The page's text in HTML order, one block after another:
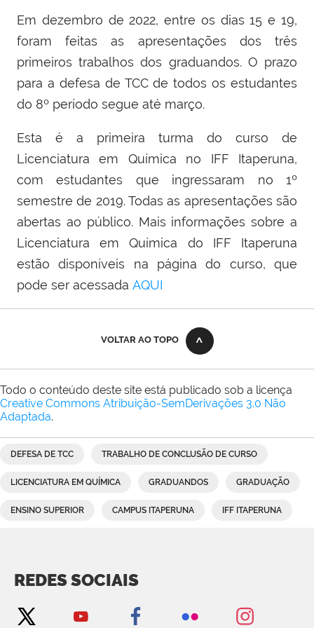
Em dezembro de 2022, entre os dias 15 e 19,
foram feitas as apresentações dos três
primeiros trabalhos dos graduandos. O prazo
para a defesa de TCC de todos os estudantes
do 8º período segue até março.
Esta é a primeira turma do curso de
Licenciatura em Química no IFF Itaperuna,
com estudantes que ingressaram no 1º
semestre de 2019. Todas as apresentações são
abertas ao público. Mais informações sobre a
Licenciatura em Química do IFF Itaperuna
estão disponíveis na página do curso, que
pode ser acessada AQUI
VOLTAR AO TOPO
Todo o conteúdo deste site está publicado sob a licença
Creative Commons Atribuição-SemDerivações 3.0 Não
Adaptada.
DEFESA DE TCC TRABALHO DE CONCLUSÃO DE CURSO
LICENCIATURA EM QUÍMICA GRADUANDOS GRADUAÇÃO
ENSINO SUPERIOR CAMPUS ITAPERUNA IFF ITAPERUNA
REDES SOCIAIS